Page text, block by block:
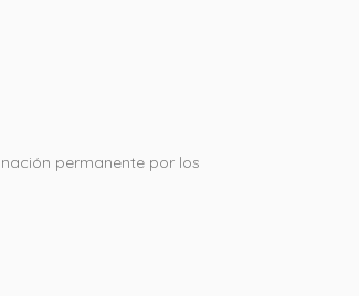
permanente por los